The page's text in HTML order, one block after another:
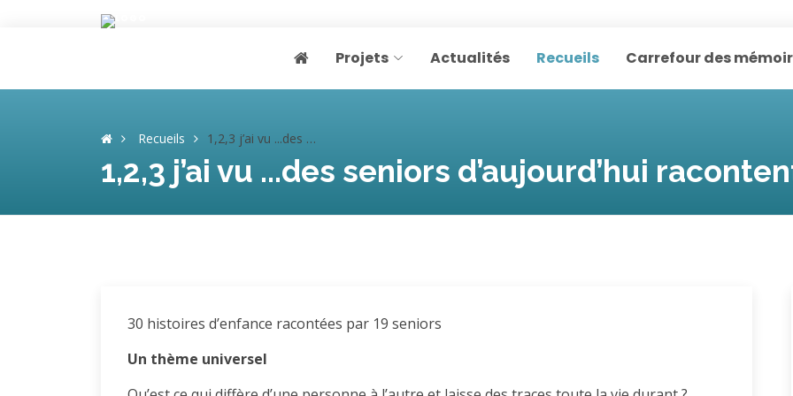
Page home
Projets Actualités Recueils Carrefour des
Recueils 1,2,3 j’ai vu ...des seniors d’aujourd’hui racontent leur enfance d’hier
1,2,3 j’ai vu ...des seniors d’aujourd’hui
30 histoires d’enfance racontées par 19 seniors
Un thème universel